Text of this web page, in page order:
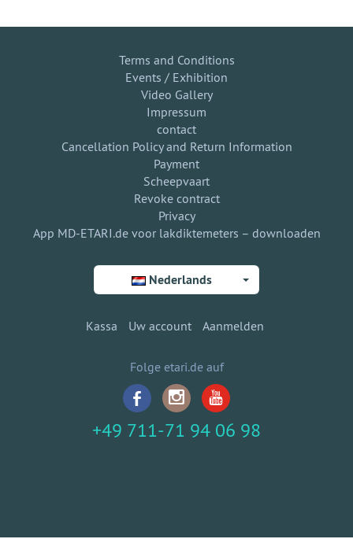
Terms and Conditions
Events / Exhibition
Video Gallery
Impressum
contact
Cancellation Policy and Return Information
Payment
Scheepvaart
Revoke contract
Privacy
App MD-ETARI.de voor lakdiktemeters – downloaden
Nederlands
Kassa Uw account Aanmelden
Folge etari.de auf
+49 711-71 94 06 98